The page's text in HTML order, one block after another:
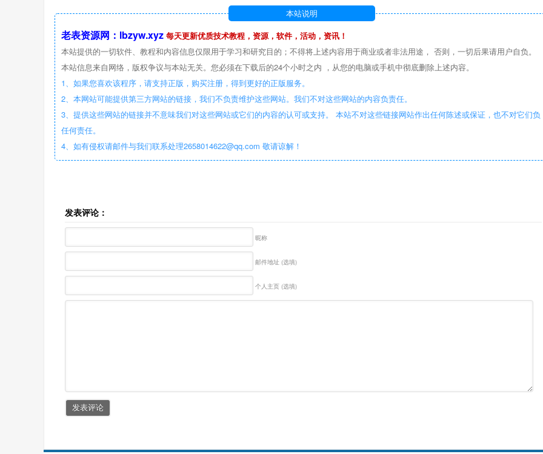
本站说明
老表资源网：lbzyw.xyz 每天更新优质技术教程，资源，软件，活动，资讯！
本站提供的一切软件、教程和内容信息仅限用于学习和研究目的；不得将上述内容用于商业或者非法用途， 否则，一切后果请用户自负。
本站信息来自网络，版权争议与本站无关。您必须在下载后的24个小时之内 ，从您的电脑或手机中彻底删除上述内容。
1、如果您喜欢该程序，请支持正版，购买注册，得到更好的正版服务。
2、本网站可能提供第三方网站的链接，我们不负责维护这些网站。我们不对这些网站的内容负责任。
3、提供这些网站的链接并不意味我们对这些网站或它们的内容的认可或支持。 本站不对这些链接网站作出任何陈述或保证，也不对它们负
任何责任。
4、如有侵权请邮件与我们联系处理2658014622@qq.com 敬请谅解！
发表评论：
昵称
邮件地址 (选填)
个人主页 (选填)